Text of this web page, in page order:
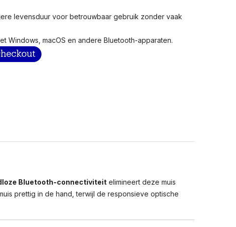
levensduur voor betrouwbaar gebruik zonder vaak
Windows, macOS en andere Bluetooth-apparaten.
Bluetooth-connectiviteit elimineert deze muis
prettig in de hand, terwijl de responsieve optische